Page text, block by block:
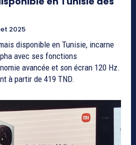
2025
disponible en Tunisie, incarne
avec ses fonctions
avancée et son écran 120 Hz.
à partir de 419 TND.